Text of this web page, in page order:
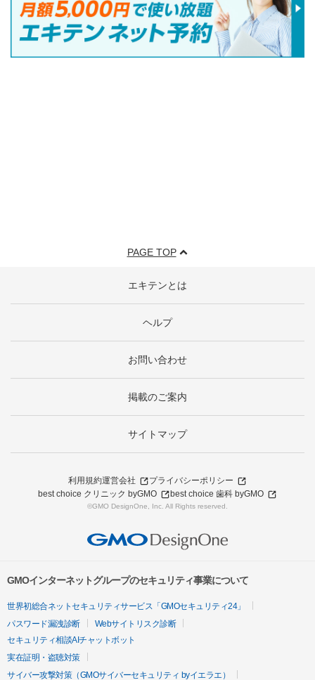
PAGE TOP
エキテンとは
ヘルプ
お問い合わせ
掲載のご案内
サイトマップ
利用規約運営会社
プライバシーポリシー
best choice クリニック byGMO
best choice 歯科 byGMO
©GMO DesignOne, Inc. All Rights reserved.
GMOインターネットグループのセキュリティ事業について
世界初総合ネットセキュリティサービス「GMOセキュリティ24」
パスワード漏洩診断
Webサイトリスク診断
セキュリティ相談AIチャットボット
実在証明・盗聴対策
サイバー攻撃対策（GMOサイバーセキュリティ byイエラエ）